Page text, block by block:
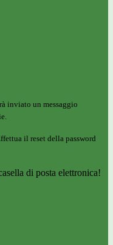
inviato un messaggio
il reset della password
di posta elettronica!